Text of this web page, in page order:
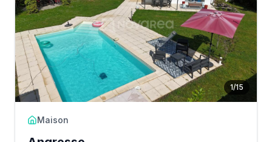
1/15
Maison